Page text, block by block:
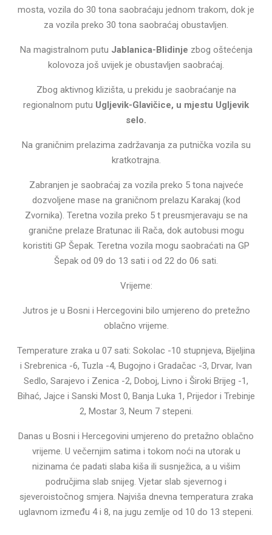
mosta, vozila do 30 tona saobraćaju jednom trakom, dok je
za vozila preko 30 tona saobraćaj obustavljen.
Na magistralnom putu Jablanica-Blidinje zbog oštećenja
kolovoza još uvijek je obustavljen saobraćaj.
Zbog aktivnog klizišta, u prekidu je saobraćanje na
regionalnom putu Ugljevik-Glavičice, u mjestu Ugljevik
selo.
Na graničnim prelazima zadržavanja za putnička vozila su
kratkotrajna.
Zabranjen je saobraćaj za vozila preko 5 tona najveće
dozvoljene mase na graničnom prelazu Karakaj (kod
Zvornika). Teretna vozila preko 5 t preusmjeravaju se na
granične prelaze Bratunac ili Rača, dok autobusi mogu
koristiti GP Šepak. Teretna vozila mogu saobraćati na GP
Šepak od 09 do 13 sati i od 22 do 06 sati.
Vrijeme:
Jutros je u Bosni i Hercegovini bilo umjereno do pretežno
oblačno vrijeme.
Temperature zraka u 07 sati: Sokolac -10 stupnjeva, Bijeljina
i Srebrenica -6, Tuzla -4, Bugojno i Gradačac -3, Drvar, Ivan
Sedlo, Sarajevo i Zenica -2, Doboj, Livno i Široki Brijeg -1,
Bihać, Jajce i Sanski Most 0, Banja Luka 1, Prijedor i Trebinje
2, Mostar 3, Neum 7 stepeni.
Danas u Bosni i Hercegovini umjereno do pretažno oblačno
vrijeme. U večernjim satima i tokom noći na utorak u
nizinama će padati slaba kiša ili susnježica, a u višim
područjima slab snijeg. Vjetar slab sjevernog i
sjeveroistočnog smjera. Najviša dnevna temperatura zraka
uglavnom između 4 i 8, na jugu zemlje od 10 do 13 stepeni.